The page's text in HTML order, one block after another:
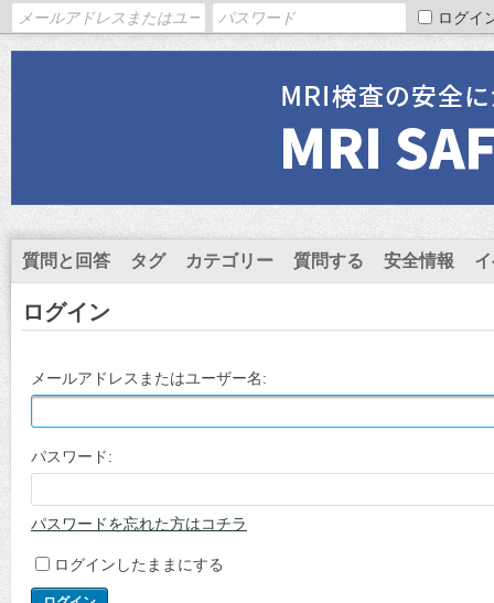
ログイ
質問と回答 タグ カテゴリー 質問する 安全情報
ログイン
メールアドレスまたはユーザー名:
パスワード:
パスワードを忘れた方はコチラ
ログインしたままにする